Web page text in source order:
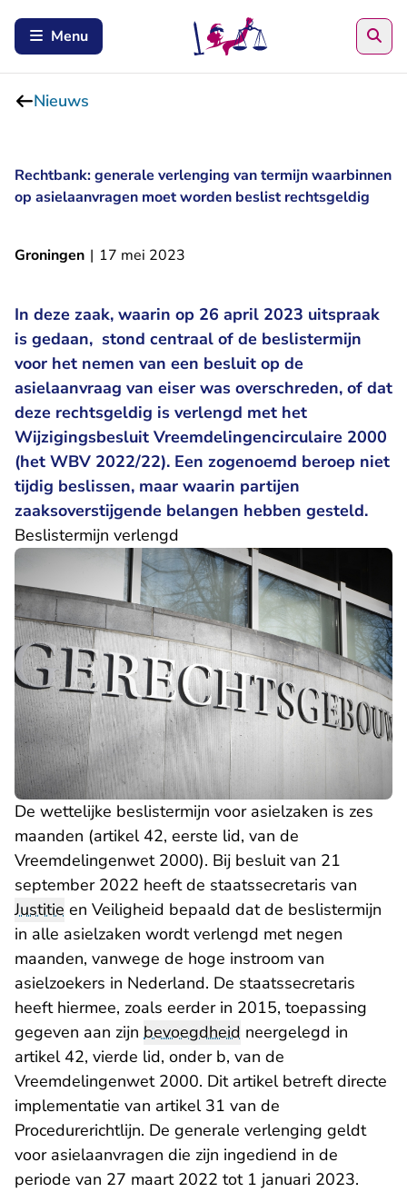
Menu
Nieuws
Rechtbank: generale verlenging van termijn waarbinnen
op asielaanvragen moet worden beslist rechtsgeldig
Groningen | 17 mei 2023
In deze zaak, waarin op 26 april 2023 uitspraak
is gedaan, stond centraal of de beslistermijn
voor het nemen van een besluit op de
asielaanvraag van eiser was overschreden, of dat
deze rechtsgeldig is verlengd met het
Wijzigingsbesluit Vreemdelingencirculaire 2000
(het WBV 2022/22). Een zogenoemd beroep niet
tijdig beslissen, maar waarin partijen
zaaksoverstijgende belangen hebben gesteld.
Beslistermijn verlengd
De wettelijke beslistermijn voor asielzaken is zes
maanden (artikel 42, eerste lid, van de
Vreemdelingenwet 2000). Bij besluit van 21
september 2022 heeft de staatssecretaris van
Justitie en Veiligheid bepaald dat de beslistermijn
in alle asielzaken wordt verlengd met negen
maanden, vanwege de hoge instroom van
asielzoekers in Nederland. De staatssecretaris
heeft hiermee, zoals eerder in 2015, toepassing
gegeven aan zijn bevoegdheid neergelegd in
artikel 42, vierde lid, onder b, van de
Vreemdelingenwet 2000. Dit artikel betreft directe
implementatie van artikel 31 van de
Procedurerichtlijn. De generale verlenging geldt
voor asielaanvragen die zijn ingediend in de
periode van 27 maart 2022 tot 1 januari 2023.